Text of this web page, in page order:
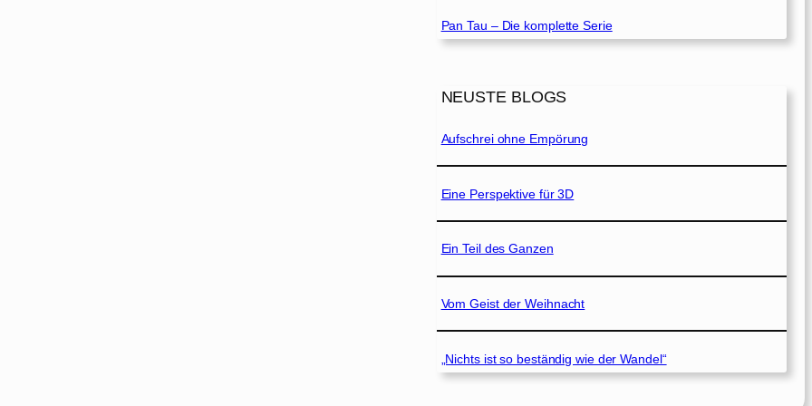
Pan Tau – Die komplette Serie
NEUSTE BLOGS
Aufschrei ohne Empörung
Eine Perspektive für 3D
Ein Teil des Ganzen
Vom Geist der Weihnacht
„Nichts ist so beständig wie der Wandel“